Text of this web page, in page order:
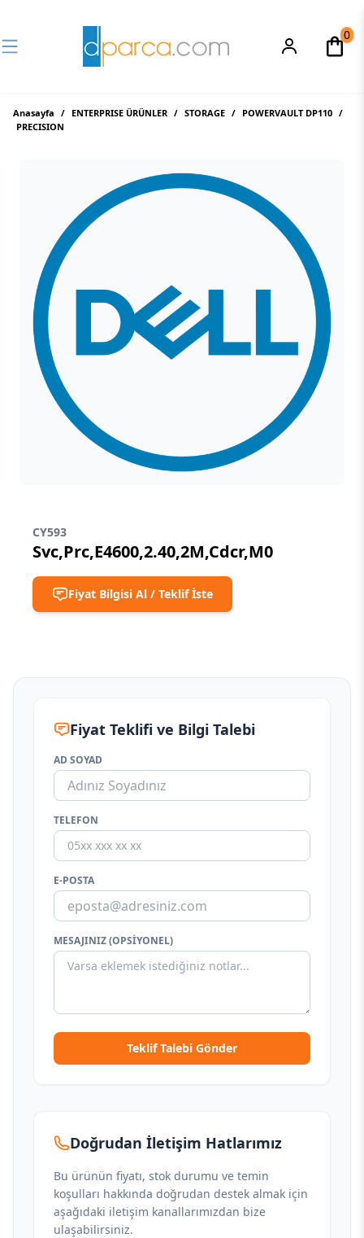
0
Anasayfa / ENTERPRISE ÜRÜNLER / STORAGE / POWERVAULT DP110 /
PRECISION
CY593
Svc,Prc,E4600,2.40,2M,Cdcr,M0
Fiyat Bilgisi Al / Teklif İste
Fiyat Teklifi ve Bilgi Talebi
AD SOYAD
TELEFON
E-POSTA
MESAJINIZ (OPSIYONEL)
Teklif Talebi Gönder
Doğrudan İletişim Hatlarımız
Bu ürünün fiyatı, stok durumu ve temin
koşulları hakkında doğrudan destek almak için
aşağıdaki iletişim kanallarımızdan bize
ulaşabilirsiniz.